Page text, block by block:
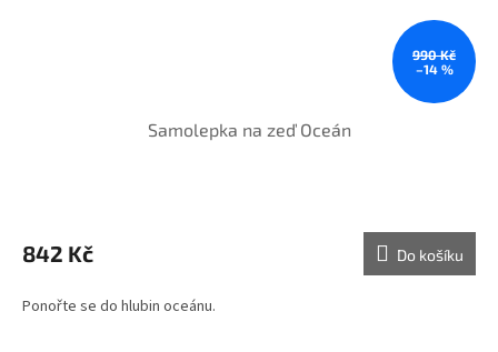
990 Kč
–14 %
Samolepka na zeď Oceán
842 Kč Do košíku
Ponořte se do hlubin oceánu.